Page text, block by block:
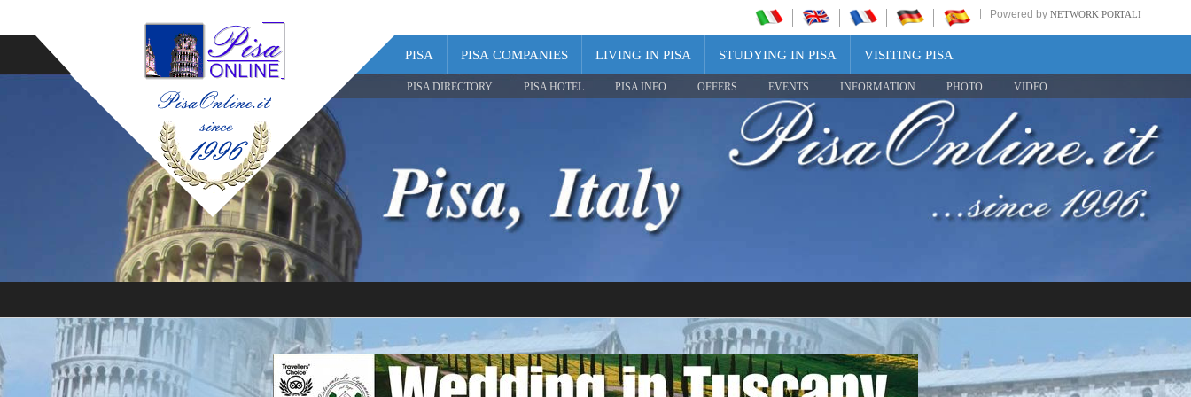
Powered by NETWORK PORTALI
PISA PISA COMPANIES LIVING IN PISA STUDYING IN PISA VISITING PISA
PISA DIRECTORY PISA HOTEL PISA INFO OFFERS EVENTS INFORMATION PHOTO VIDEO
Share